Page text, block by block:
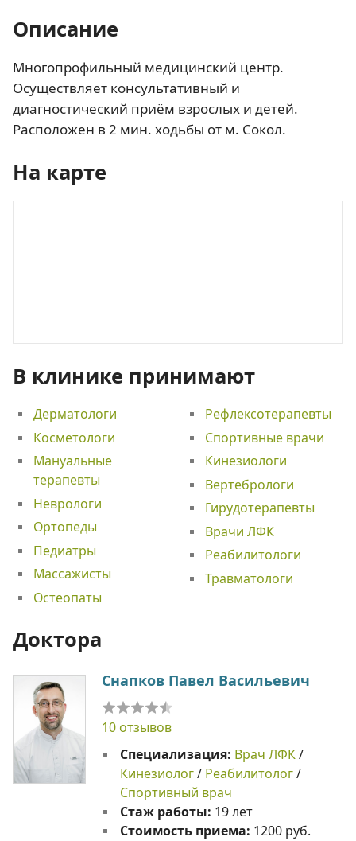
Описание
Многопрофильный медицинский центр.
Осуществляет консультативный и
диагностический приём взрослых и детей.
Расположен в 2 мин. ходьбы от м. Сокол.
На карте
В клинике принимают
Дерматологи
Косметологи
Мануальные
терапевты
Неврологи
Ортопеды
Педиатры
Массажисты
Остеопаты
Рефлексотерапевты
Спортивные врачи
Кинезиологи
Вертебрологи
Гирудотерапевты
Врачи ЛФК
Реабилитологи
Травматологи
Доктора
Снапков Павел Васильевич
10 отзывов
Специализация: Врач ЛФК/
Кинезиолог/ Реабилитолог/
Спортивный врач
Стаж работы: 19 лет
Стоимость приема: 1200 руб.